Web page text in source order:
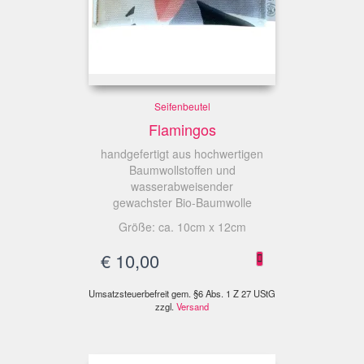
Seifenbeutel
Flamingos
handgefertigt aus hochwertigen
Baumwollstoffen und
wasserabweisender
gewachster Bio-Baumwolle
Größe: ca. 10cm x 12cm
€ 10,00
Umsatzsteuerbefreit gem. §6 Abs. 1 Z 27 UStG
zzgl. Versand